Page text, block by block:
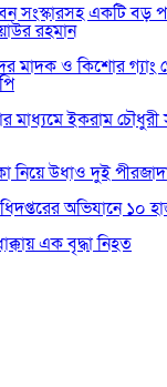
সংস্কারসহ একটি বড়
রহমান
মাদক ও কিশোর গ্যাং
মাধ্যমে ইকরাম
নিয়ে উধাও দুই
অভিযানে ১০
এক বৃদ্ধা নিহত